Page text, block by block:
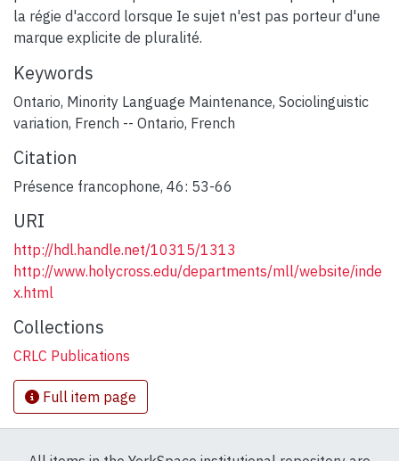
la régie d'accord lorsque Ie sujet n'est pas porteur d'une
marque explicite de pluralité.
Keywords
Ontario, Minority Language Maintenance, Sociolinguistic
variation, French -- Ontario, French
Citation
Présence francophone, 46: 53-66
URI
http://hdl.handle.net/10315/1313
http://www.holycross.edu/departments/mll/website/inde
x.html
Collections
CRLC Publications
Full item page